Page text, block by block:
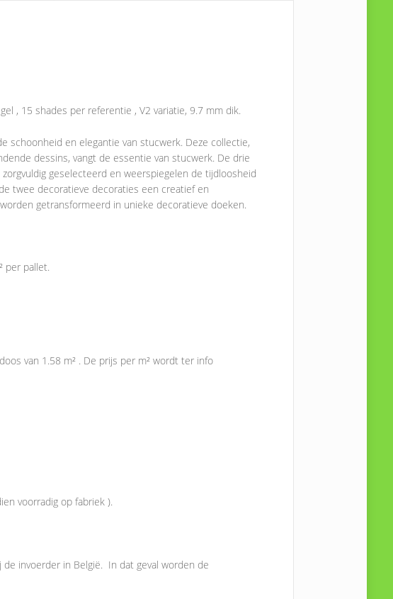
, 15 shades per referentie , V2 variatie, 9.7 mm dik.
schoonheid en elegantie van stucwerk. Deze collectie,
dessins, vangt de essentie van stucwerk. De drie
geselecteerd en weerspiegelen de tijdloosheid
twee decoratieve decoraties een creatief en
getransformeerd in unieke decoratieve doeken.
per pallet.
van 1.58 m² . De prijs per m² wordt ter info
voorradig op fabriek ).
invoerder in België. In dat geval worden de